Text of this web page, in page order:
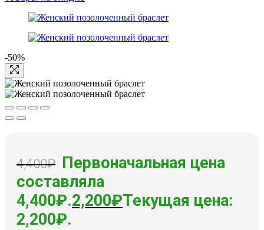
-50%
4,400₽ Первоначальная цена
составляла
4,400₽.2,200₽Текущая цена:
2,200₽.